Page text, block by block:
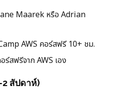
Maarek หรือ Adrian
AWS คอร์สฟรี 10+ ชม.
ร์สฟรีจาก AWS เอง
2 สัปดาห์)